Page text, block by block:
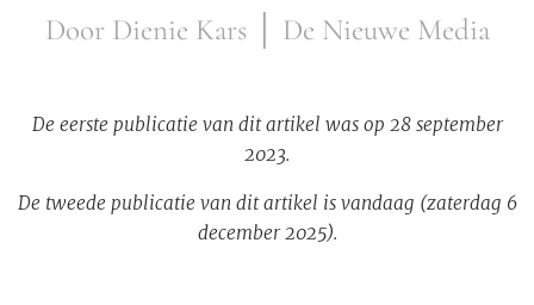
Door Dienie Kars │ De Nieuwe Media
De eerste publicatie van dit artikel was op 28 september
2023.
De tweede publicatie van dit artikel is vandaag (zaterdag 6
december 2025).